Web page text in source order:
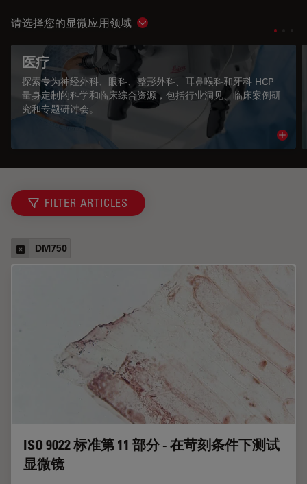
请选择您的显微应用领域 Show subnavigation
医疗
探索专为神经外科、眼科、整形外科、耳鼻喉科和牙科 HCP
量身定制的科学和临床综合资源，包括行业洞见、临床案例研
究和专题研讨会。
FILTER ARTICLES
DM750
ISO 9022 标准第 11 部分 - 在苛刻条件下测试
显微镜